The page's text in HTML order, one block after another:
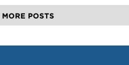
MORE POSTS